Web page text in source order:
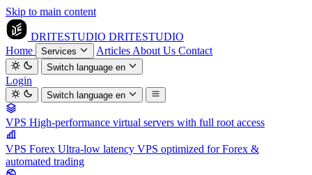
Skip to main content
DRITESTUDIO DRITESTUDIO
Home
Services Articles About Us Contact
Switch languageen
Login
Switch languageen
VPS High-performance virtual servers with full root access
VPS Forex Ultra-low latency VPS optimized for Forex &
automated trading